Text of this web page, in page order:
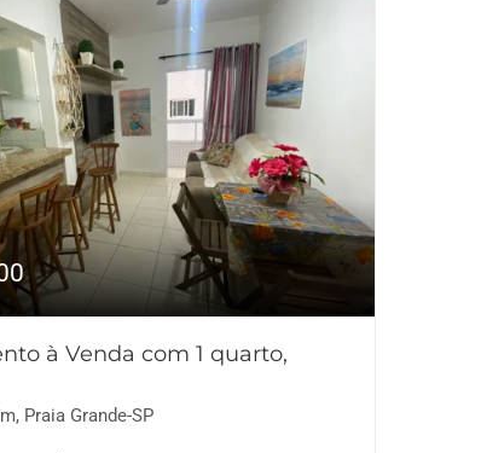
à Venda com 1 quarto,
Praia Grande-SP